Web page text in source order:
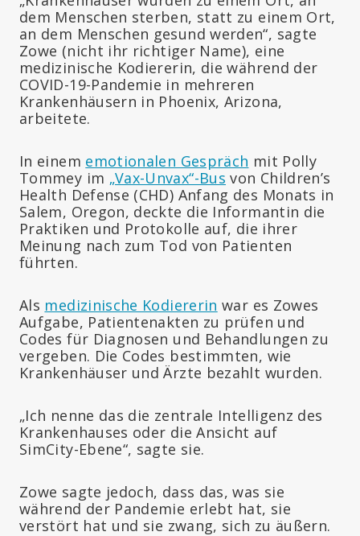
dem Menschen sterben, statt zu einem Ort,
an dem Menschen gesund werden“, sagte
Zowe (nicht ihr richtiger Name), eine
medizinische Kodiererin, die während der
COVID-19-Pandemie in mehreren
Krankenhäusern in Phoenix, Arizona,
arbeitete.
In einem emotionalen Gespräch mit Polly
Tommey im „Vax-Unvax“-Bus von Children’s
Health Defense (CHD) Anfang des Monats in
Salem, Oregon, deckte die Informantin die
Praktiken und Protokolle auf, die ihrer
Meinung nach zum Tod von Patienten
führten.
Als medizinische Kodiererin war es Zowes
Aufgabe, Patientenakten zu prüfen und
Codes für Diagnosen und Behandlungen zu
vergeben. Die Codes bestimmten, wie
Krankenhäuser und Ärzte bezahlt wurden.
„Ich nenne das die zentrale Intelligenz des
Krankenhauses oder die Ansicht auf
SimCity-Ebene“, sagte sie.
Zowe sagte jedoch, dass das, was sie
während der Pandemie erlebt hat, sie
verstört hat und sie zwang, sich zu äußern.